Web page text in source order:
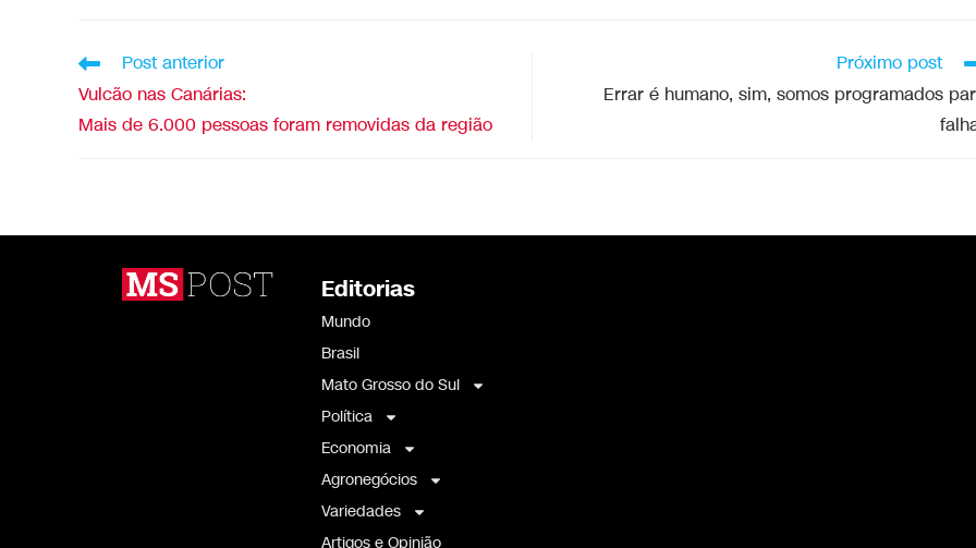
Post anterior
Vulcão nas Canárias:
Mais de 6.000 pessoas foram removidas da região
Próximo post
Errar é humano, sim, somos programados
Editorias
Mundo
Brasil
Mato Grosso do Sul
Política
Economia
Agronegócios
Variedades
Artigos e Opinião